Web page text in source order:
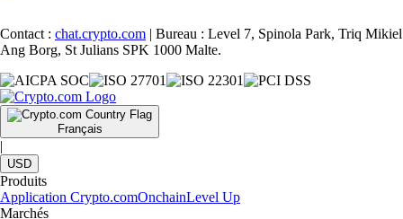
Contact : chat.crypto.com | Bureau : Level 7, Spinola Park, Triq Mikiel
Ang Borg, St Julians SPK 1000 Malte.
Français
|
USD
Produits
Application Crypto.comOnchainLevel Up
Marchés